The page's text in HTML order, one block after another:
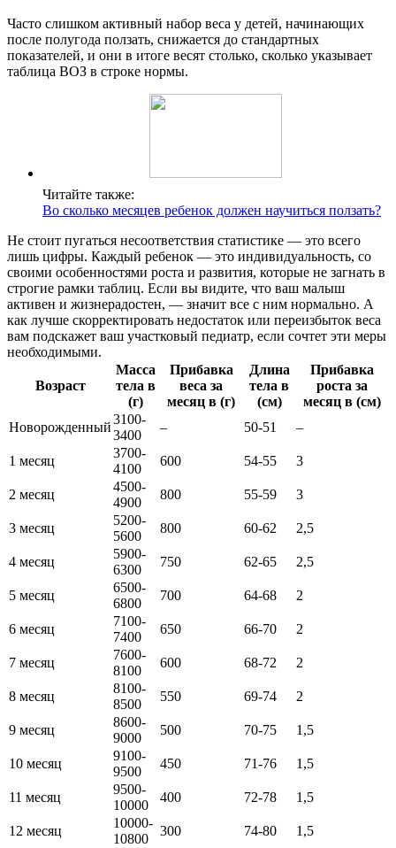
Часто слишком активный набор веса у детей, начинающих
после полугода ползать, снижается до стандартных
показателей, и они в итоге весят столько, сколько указывает
таблица ВОЗ в строке нормы.
Читайте также:
Во сколько месяцев ребенок должен научиться ползать?
Не стоит пугаться несоответствия статистике — это всего
лишь цифры. Каждый ребенок — это индивидуальность, со
своими особенностями роста и развития, которые не загнать в
строгие рамки таблиц. Если вы видите, что ваш малыш
активен и жизнерадостен, — значит все с ним нормально. А
как лучше скорректировать недостаток или переизбыток веса
вам подскажет ваш участковый педиатр, если сочтет эти меры
необходимыми.
Возраст
Масса
тела в
(г)
Прибавка
веса за
месяц в (г)
Длина
тела в
(см)
Прибавка
роста за
месяц в (см)
Новорожденный
3100-
3400
– 50-51 –
1 месяц
3700-
4100
600 54-55 3
2 месяц
4500-
4900
800 55-59 3
3 месяц
5200-
5600
800 60-62 2,5
4 месяц
5900-
6300
750 62-65 2,5
5 месяц
6500-
6800
700 64-68 2
6 месяц
7100-
7400
650 66-70 2
7 месяц
7600-
8100
600 68-72 2
8 месяц
8100-
8500
550 69-74 2
9 месяц
8600-
9000
500 70-75 1,5
10 месяц
9100-
9500
450 71-76 1,5
11 месяц
9500-
10000
400 72-78 1,5
12 месяц
10000-
10800
300 74-80 1,5